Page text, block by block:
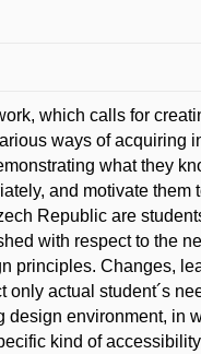
which calls for
ways of acquiring
what they
and motivate them
Republic are
with respect to the
principles. Changes,
actual student´s
environment, in
kind of